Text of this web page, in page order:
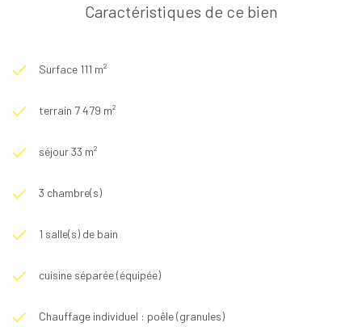
Caractéristiques de ce bien
Surface 111 m²
terrain 7 479 m²
séjour 33 m²
3 chambre(s)
1 salle(s) de bain
cuisine séparée (équipée)
Chauffage individuel : poêle (granules)